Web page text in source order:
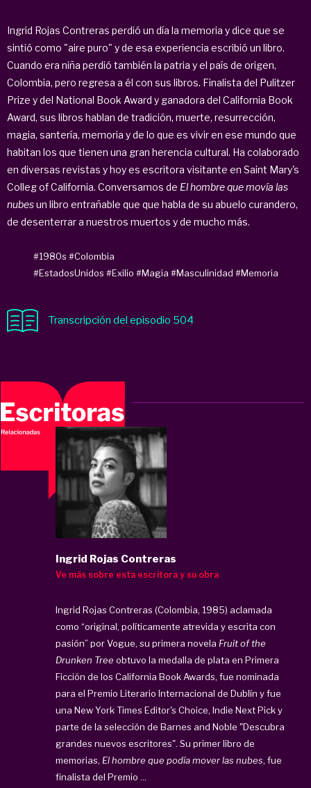
Ingrid Rojas Contreras perdió un día la memoria y dice que se
sintió como "aire puro" y de esa experiencia escribió un libro.
Cuando era niña perdió también la patria y el país de origen,
Colombia, pero regresa a él con sus libros. Finalista del Pulitzer
Prize y del National Book Award y ganadora del California Book
Award, sus libros hablan de tradición, muerte, resurrección,
magia, santería, memoria y de lo que es vivir en ese mundo que
habitan los que tienen una gran herencia cultural. Ha colaborado
en diversas revistas y hoy es escritora visitante en Saint Mary's
Colleg of California. Conversamos de El hombre que movía las
nubesun libro entrañable que que habla de su abuelo curandero,
de desenterrar a nuestros muertos y de mucho más.
#1980s #Colombia
#EstadosUnidos #Exilio #Magia #Masculinidad #Memoria
Transcripción del episodio 504
Ingrid Rojas Contreras
Ve más sobre esta escritora y su obra
Ingrid Rojas Contreras (Colombia, 1985) aclamada
como “original, políticamente atrevida y escrita con
pasión” por Vogue, su primera novela Fruit of the
Drunken Tree obtuvo la medalla de plata en Primera
Ficción de los California Book Awards, fue nominada
para el Premio Literario Internacional de Dublín y fue
una New York Times Editor's Choice, Indie Next Pick y
parte de la selección de Barnes and Noble "Descubra
grandes nuevos escritores". Su primer libro de
memorias, El hombre que podía mover las nubes, fue
finalista del Premio ...